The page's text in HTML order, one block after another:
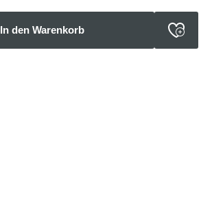
In den Warenkorb